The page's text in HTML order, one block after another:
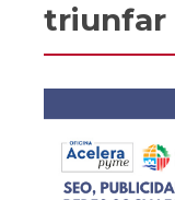
triunfar